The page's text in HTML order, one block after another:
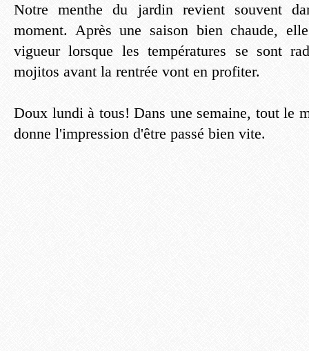
Notre menthe du jardin revient souvent
moment. Après une saison bien chaude,
vigueur lorsque les températures se sont
mojitos avant la rentrée vont en profiter.
Doux lundi à tous! Dans une semaine, tout le
donne l'impression d'être passé bien vite.